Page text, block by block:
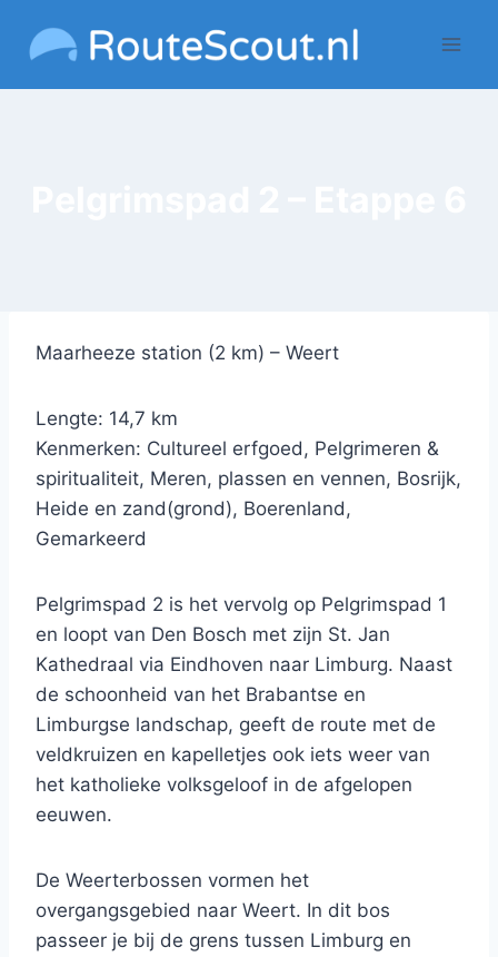
naar
Maarheeze station (2 km) – Weert
Lengte: 14,7 km
Kenmerken: Cultureel erfgoed, Pelgrimeren &
spiritualiteit, Meren, plassen en vennen, Bosrijk,
Heide en zand(grond), Boerenland,
Gemarkeerd
Pelgrimspad 2 is het vervolg op Pelgrimspad 1
en loopt van Den Bosch met zijn St. Jan
Kathedraal via Eindhoven naar Limburg. Naast
de schoonheid van het Brabantse en
Limburgse landschap, geeft de route met de
veldkruizen en kapelletjes ook iets weer van
het katholieke volksgeloof in de afgelopen
eeuwen.
De Weerterbossen vormen het
overgangsgebied naar Weert. In dit bos
passeer je bij de grens tussen Limburg en